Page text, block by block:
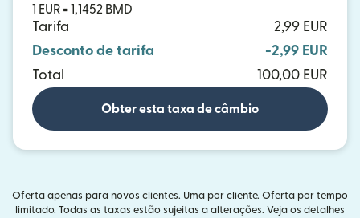
1 EUR = 1,1452 BMD
Tarifa
2,99 EUR
Desconto de tarifa
-2,99 EUR
Total
100,00 EUR
Obter esta taxa de câmbio
Oferta apenas para novos clientes. Uma por cliente. Oferta por tempo
limitado. Todas as taxas estão sujeitas a alterações. Veja os detalhes